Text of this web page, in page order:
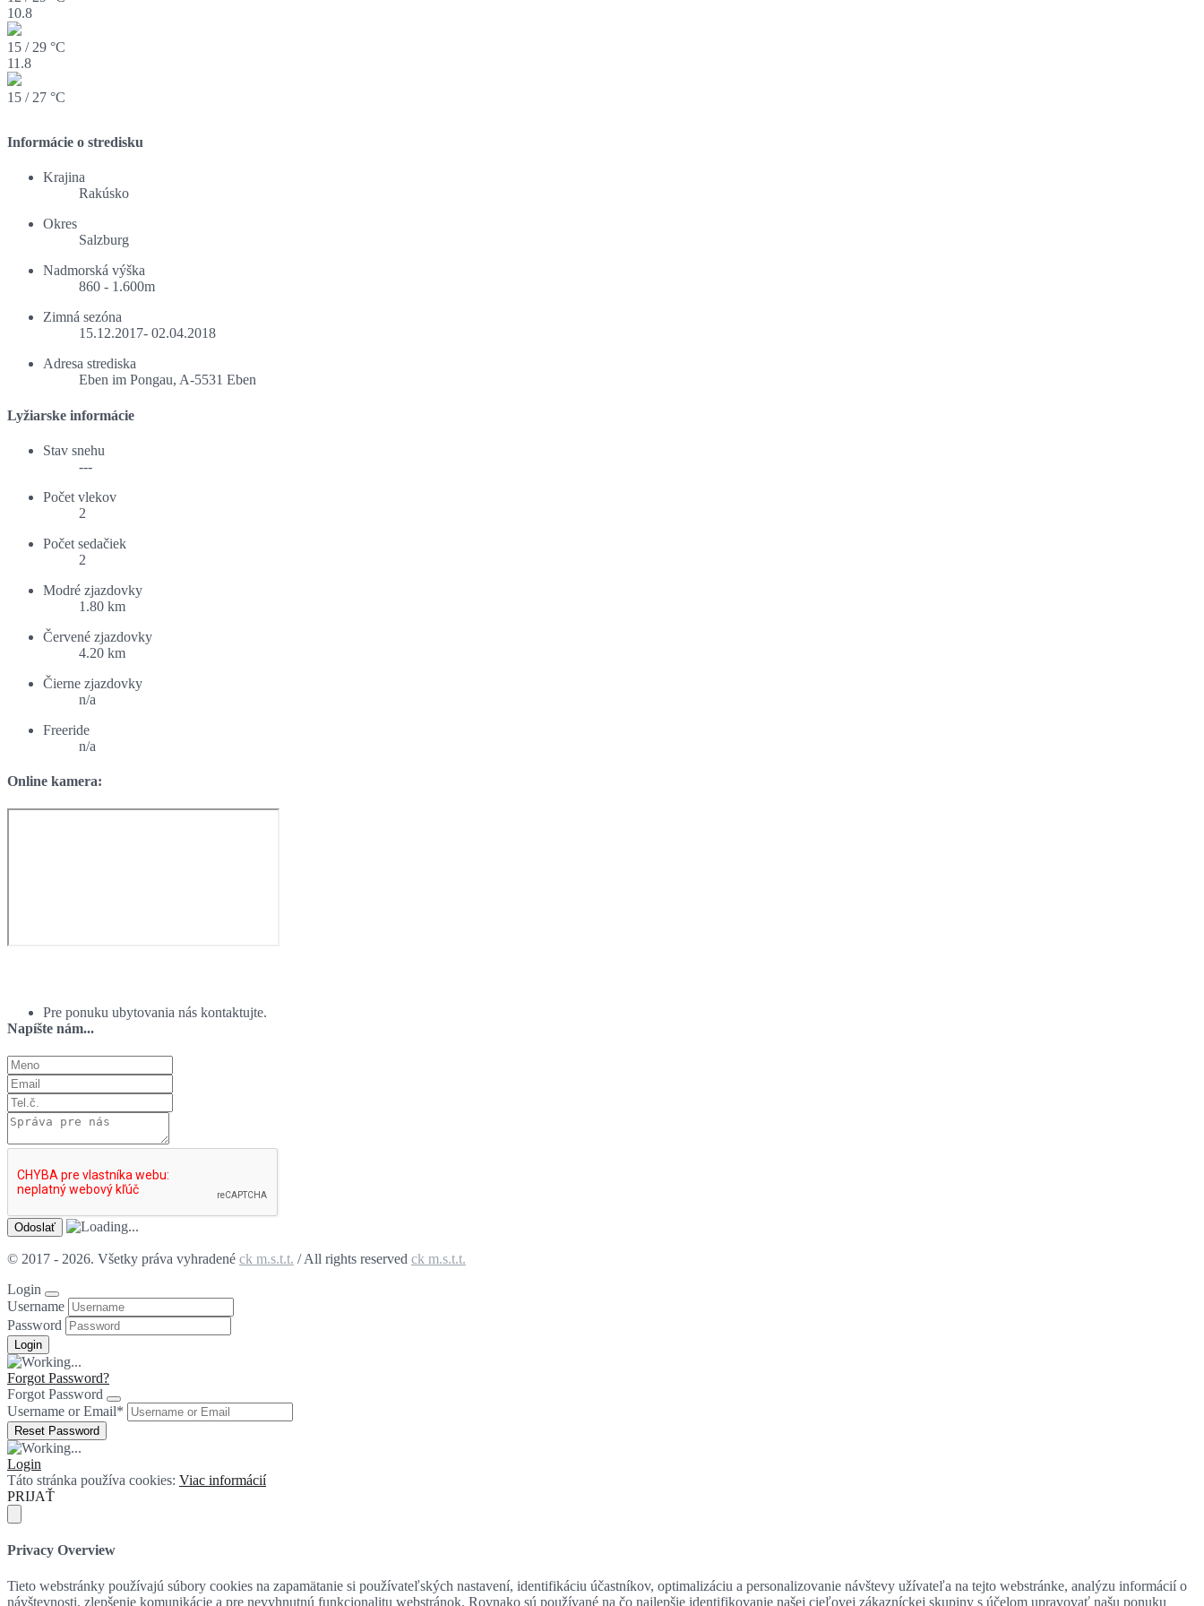
10.8
15 / 29 °C
11.8
15 / 27 °C
Informácie o stredisku
Krajina
Rakúsko
Okres
Salzburg
Nadmorská výška
860 - 1.600m
Zimná sezóna
15.12.2017- 02.04.2018
Adresa strediska
Eben im Pongau, A-5531 Eben
Lyžiarske informácie
Stav snehu
---
Počet vlekov
2
Počet sedačiek
2
Modré zjazdovky
1.80 km
Červené zjazdovky
4.20 km
Čierne zjazdovky
n/a
Freeride
n/a
Online kamera:
Pre ponuku ubytovania nás kontaktujte.
Napíšte nám...
© 2017 - 2026. Všetky práva vyhradené ck m.s.t.t. / All rights reserved ck m.s.t.t.
Login
Username
Password
Forgot Password?
Forgot Password
Username or Email*
Login
Táto stránka používa cookies: Viac informácií
PRIJAŤ
Privacy Overview
Tieto webstránky používajú súbory cookies na zapamätanie si používateľských nastavení, identifikáciu účastníkov, optimalizáciu a personalizovanie návštevy užívateľa na tejto webstránke, analýzu informácií o
návštevnosti, zlepšenie komunikácie a pre nevyhnutnú funkcionalitu webstránok. Rovnako sú používané na čo najlepšie identifikovanie našej cieľovej zákazníckej skupiny s účelom upravovať našu ponuku